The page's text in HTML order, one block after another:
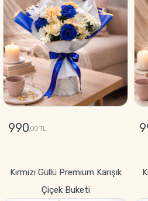
990,00 TL
Kırmızı Güllü Premium Karışık
Çiçek Buketi